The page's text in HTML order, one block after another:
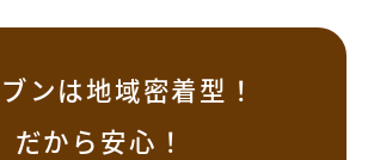
ンは地域密着型！
だから安心！